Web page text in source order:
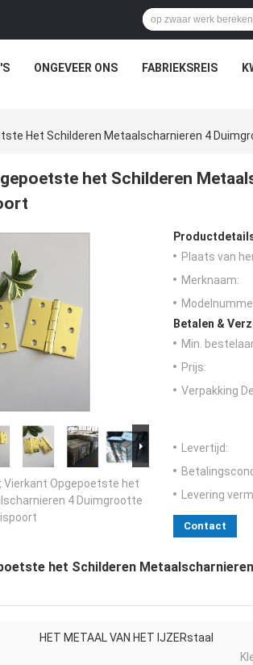
ONGEVEER ONS FABRIEKSREIS
Het Schilderen Metaalscharnieren 4
het Schilderen
Vierkant Opgepoetste het
4 Duimgrootte
Plaats van
Merknaam:
Betalen &
Min.
Prijs:
Verpakking
Levertijd:
Levering
Contact
het Schilderen
HET METAAL VAN HET IJZERstaal